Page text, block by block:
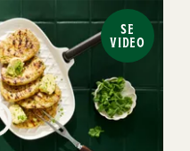
SE
VIDEO